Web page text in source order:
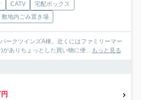
CATV
宅配ボックス
敷地内ごみ置き場
ークツインズA棟。近くにはファミリーマー
がありちょっとした買い物に便... もっと見る